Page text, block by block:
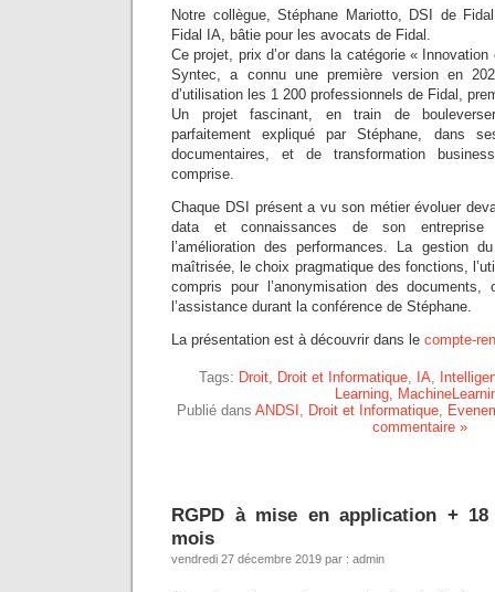
Notre collègue, Stéphane Mariotto, DSI de
Fidal IA, bâtie pour les avocats de Fidal.
Ce projet, prix d’or dans la catégorie «
Syntec, a connu une première version en
d’utilisation les 1 200 professionnels de Fidal,
Un projet fascinant, en train de
parfaitement expliqué par Stéphane, dans
documentaires, et de transformation
comprise.
Chaque DSI présent a vu son métier évoluer
data et connaissances de son entreprise
l’amélioration des performances. La gestion
maîtrisée, le choix pragmatique des fonctions,
compris pour l’anonymisation des documents,
l’assistance durant la conférence de Stéphane.
La présentation est à découvrir dans le compte-
Tags: Droit, Droit et Informatique, IA,
Learning,
Publié dans ANDSI , Droit et Informatique,
commentaire »
RGPD à mise en application + 18
mois
vendredi 27 décembre 2019 par : admin